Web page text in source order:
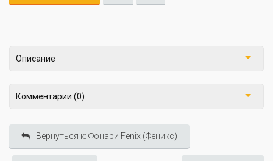
Описание
Комментарии (0)
Вернуться к: Фонари Fenix (Феникс)